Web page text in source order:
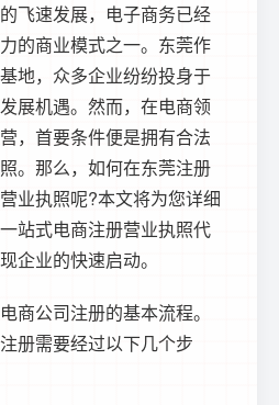
飞速发展，电子商务已经
的商业模式之一。东莞作
地，众多企业纷纷投身于
展机遇。然而，在电商领
，首要条件便是拥有合法
。那么，如何在东莞注册
业执照呢?本文将为您详细
站式电商注册营业执照代
企业的快速启动。
商公司注册的基本流程。
册需要经过以下几个步